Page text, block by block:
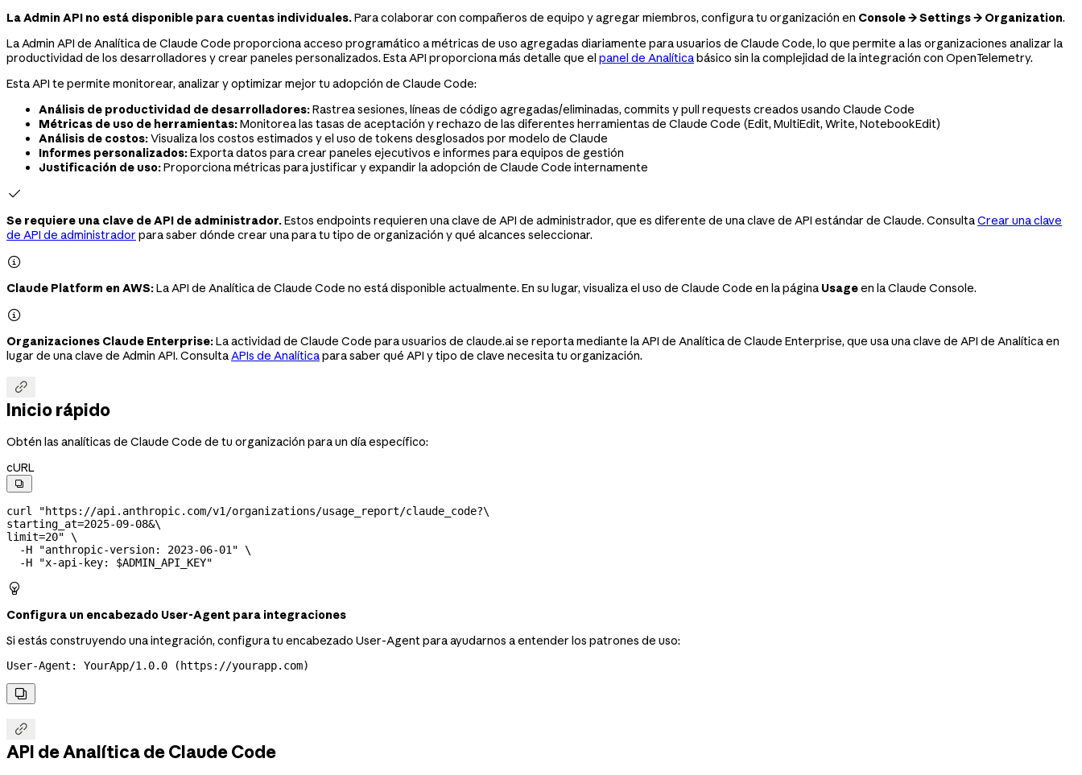
La Admin API no está disponible para cuentas individuales.Para colaborar con compañeros de equipo y agregar miembros, configura tu organización en Console → Settings → Organization.
La Admin API de Analítica de Claude Code proporciona acceso programático a métricas de uso agregadas diariamente para usuarios de Claude Code, lo que permite a las organizaciones analizar la
productividad de los desarrolladores y crear paneles personalizados. Esta API proporciona más detalle que el panel de Analíticabásico sin la complejidad de la integración con OpenTelemetry.
Esta API te permite monitorear, analizar y optimizar mejor tu adopción de Claude Code:
Análisis de productividad de desarrolladores:Rastrea sesiones, líneas de código agregadas/eliminadas, commits y pull requests creados usando Claude Code
Métricas de uso de herramientas:Monitorea las tasas de aceptación y rechazo de las diferentes herramientas de Claude Code (Edit, MultiEdit, Write, NotebookEdit)
Análisis de costos:Visualiza los costos estimados y el uso de tokens desglosados por modelo de Claude
Informes personalizados:Exporta datos para crear paneles ejecutivos e informes para equipos de gestión
Justificación de uso:Proporciona métricas para justificar y expandir la adopción de Claude Code internamente

Se requiere una clave de API de administrador.Estos endpoints requieren una clave de API de administrador, que es diferente de una clave de API estándar de Claude. ConsultaCrear una clave
de API de administrador para saber dónde crear una para tu tipo de organización y qué alcances seleccionar.

Claude Platform en AWS:La API de Analítica de Claude Code no está disponible actualmente. En su lugar, visualiza el uso de Claude Code en la página Usageen la Claude Console.

Organizaciones Claude Enterprise:La actividad de Claude Code para usuarios de claude.ai se reporta mediante la API de Analítica de Claude Enterprise, que usa una clave de API de Analítica en
lugar de una clave de Admin API. ConsultaAPIs de Analíticapara saber qué API y tipo de clave necesita tu organización.

Inicio rápido
Obtén las analíticas de Claude Code de tu organización para un día específico:
cURL

curl "https://api.anthropic.com/v1/organizations/usage_report/claude_code?\
starting_at=2025-09-08&\
limit=20" \
  -H
"anthropic-version: 2023-06-01" \
  -H
"x-api-key: $ADMIN_API_KEY"

Configura un encabezado User-Agent para integraciones
Si estás construyendo una integración, configura tu encabezado User-Agent para ayudarnos a entender los patrones de uso:
User-Agent: YourApp/1.0.0 (https://yourapp.com)


API de Analítica de Claude Code